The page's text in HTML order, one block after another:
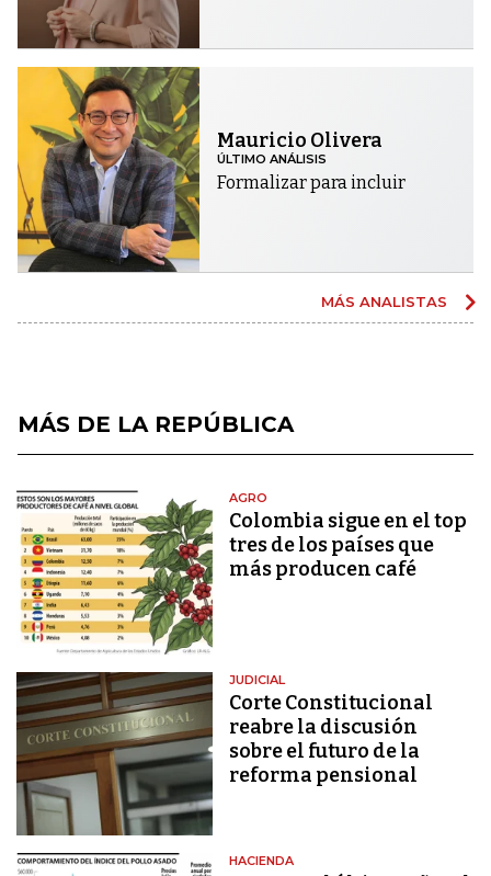
Mauricio Olivera
ÚLTIMO ANÁLISIS
Formalizar para incluir
MÁS ANALISTAS
MÁS DE LA REPÚBLICA
AGRO
Colombia sigue en el top
tres de los países que
más producen café
JUDICIAL
Corte Constitucional
reabre la discusión
sobre el futuro de la
reforma pensional
HACIENDA